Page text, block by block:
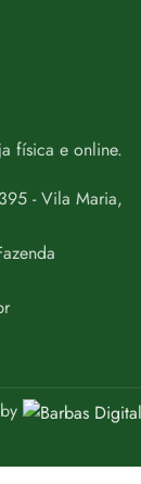
física e online.
- Vila Maria,